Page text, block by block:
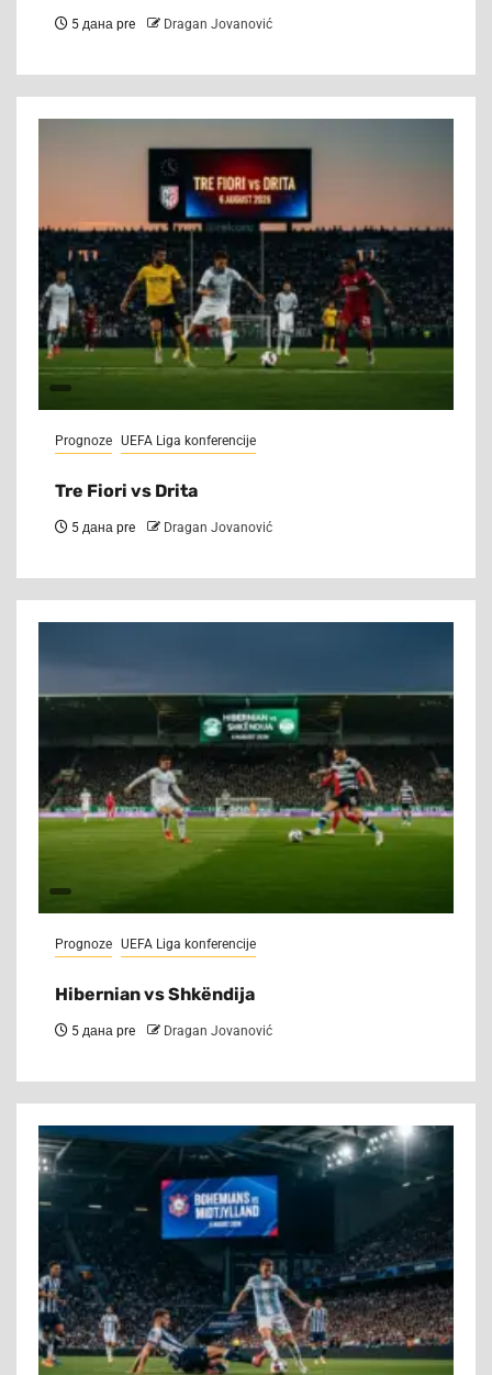
5 дана pre Dragan Jovanović
Prognoze UEFA Liga konferencije
Tre Fiori vs Drita
5 дана pre Dragan Jovanović
Prognoze UEFA Liga konferencije
Hibernian vs Shkëndija
5 дана pre Dragan Jovanović